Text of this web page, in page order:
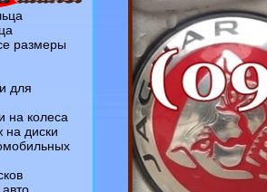
размеры
для
на колеса
на диски